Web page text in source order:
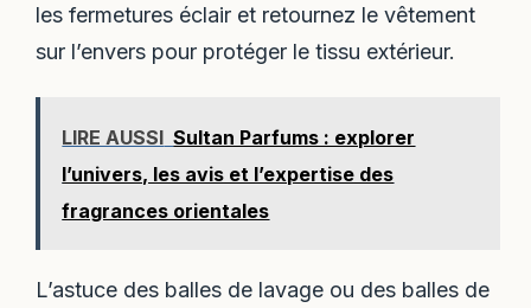
les fermetures éclair et retournez le vêtement
sur l’envers pour protéger le tissu extérieur.
LIRE AUSSI Sultan Parfums : explorer
l’univers, les avis et l’expertise des
fragrances orientales
L’astuce des balles de lavage ou des balles de